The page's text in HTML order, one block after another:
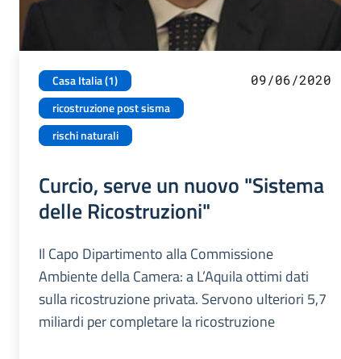
Casa Italia (1)
ricostruzione post sisma
rischi naturali
09/06/2020
Curcio, serve un nuovo "Sistema
delle Ricostruzioni"
Il Capo Dipartimento alla Commissione
Ambiente della Camera: a L’Aquila ottimi dati
sulla ricostruzione privata. Servono ulteriori 5,7
miliardi per completare la ricostruzione